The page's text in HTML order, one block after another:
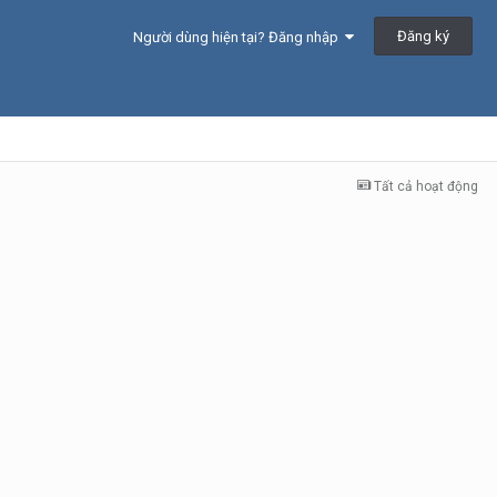
Người dùng hiện tại? Đăng nhập Đăng ký
Tất cả hoạt động